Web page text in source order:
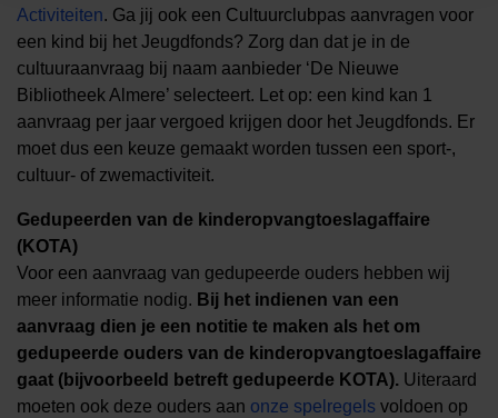
Activiteiten. Ga jij ook een Cultuurclubpas aanvragen voor
een kind bij het Jeugdfonds? Zorg dan dat je in de
cultuuraanvraag bij naam aanbieder ‘De Nieuwe
Bibliotheek Almere’ selecteert. Let op: een kind kan 1
aanvraag per jaar vergoed krijgen door het Jeugdfonds. Er
moet dus een keuze gemaakt worden tussen een sport-,
cultuur- of zwemactiviteit.
Gedupeerden van de kinderopvangtoeslagaffaire
(KOTA)
Voor een aanvraag van gedupeerde ouders hebben wij
meer informatie nodig. Bij het indienen van een
aanvraag dien je een notitie te maken als het om
gedupeerde ouders van de kinderopvangtoeslagaffaire
gaat (bijvoorbeeld betreft gedupeerde KOTA). Uiteraard
moeten ook deze ouders aan onze spelregels voldoen op